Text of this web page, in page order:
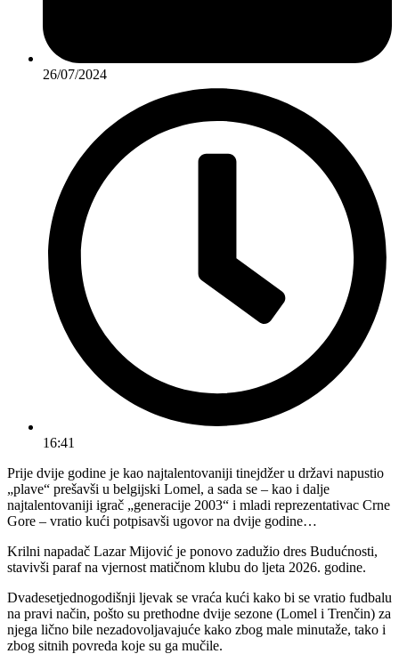
26/07/2024
16:41
Prije dvije godine je kao najtalentovaniji tinejdžer u državi napustio
„plave“ prešavši u belgijski Lomel, a sada se – kao i dalje
najtalentovaniji igrač „generacije 2003“ i mladi reprezentativac Crne
Gore – vratio kući potpisavši ugovor na dvije godine…
Krilni napadač Lazar Mijović je ponovo zadužio dres Budućnosti,
stavivši paraf na vjernost matičnom klubu do ljeta 2026. godine.
Dvadesetjednogodišnji ljevak se vraća kući kako bi se vratio fudbalu
na pravi način, pošto su prethodne dvije sezone (Lomel i Trenčin) za
njega lično bile nezadovoljavajuće kako zbog male minutaže, tako i
zbog sitnih povreda koje su ga mučile.